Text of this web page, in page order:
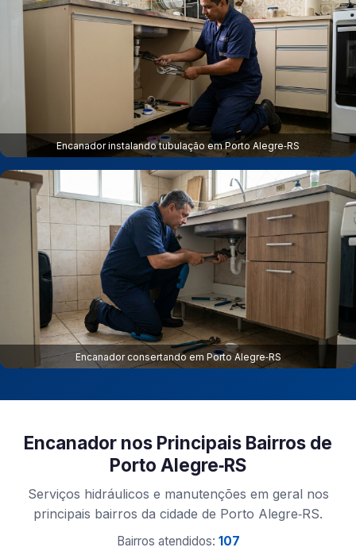
Encanador instalando tubulação em Porto Alegre‑RS
Encanador consertando em Porto Alegre‑RS
Encanador nos Principais Bairros de
Porto Alegre‑RS
Serviços hidráulicos e manutenções em geral nos
principais bairros da cidade de Porto Alegre‑RS.
Bairros atendidos: 107